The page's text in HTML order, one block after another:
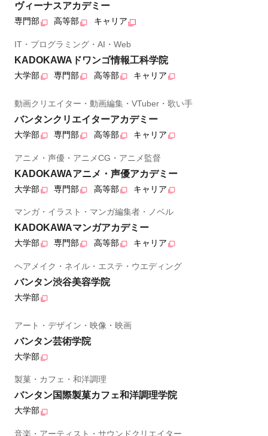
ヴィーナスアカデミー
専門部 高等部 キャリア
IT・プログラミング・AI・Web
KADOKAWAドワンゴ情報工科学院
大学部 専門部 高等部 キャリア
動画クリエイター・動画編集・VTuber・歌い手
バンタンクリエイターアカデミー
大学部 専門部 高等部 キャリア
アニメ・声優・アニメCG・アニメ監督
KADOKAWAアニメ・声優アカデミー
大学部 専門部 高等部 キャリア
マンガ・イラスト・マンガ編集者・ノベル
KADOKAWAマンガアカデミー
大学部 専門部 高等部 キャリア
ヘアメイク・ネイル・エステ・ウエディング
バンタン渋谷美容学院
大学部
アート・デザイン・映像・映画
バンタン芸術学院
大学部
製菓・カフェ・和洋調理
バンタン国際製菓カフェ和洋調理学院
大学部
音楽・アーティスト・サウンドクリエイター